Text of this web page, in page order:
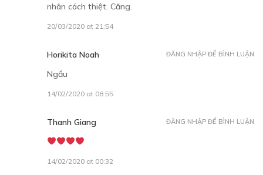
nhân cách thiệt. Căng.
20/03/2020 at 21:54
Horikita Noah
Ngầu
14/02/2020 at 08:55
ĐĂNG NHẬP ĐỂ BÌNH LUẬN
Thanh Giang
14/02/2020 at 00:32
ĐĂNG NHẬP ĐỂ BÌNH LUẬN